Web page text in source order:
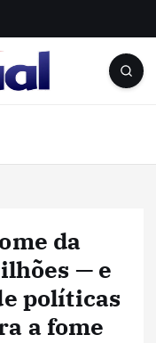
da
— e
políticas
a fome